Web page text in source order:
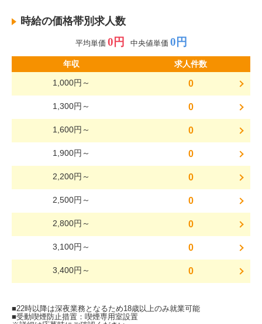
時給の価格帯別求人数
平均単価 0円 中央値単価 0円
年収
求人件数
1,000円～
0
1,300円～ 0
1,600円～ 0
1,900円～ 0
2,200円～ 0
2,500円～ 0
2,800円～ 0
3,100円～ 0
3,400円～ 0